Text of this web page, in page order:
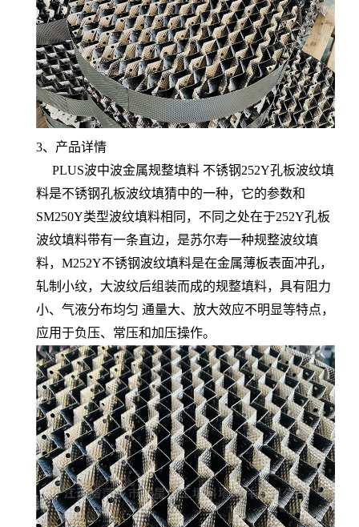
3、产品详情
PLUS波中波金属规整填料 不锈钢252Y孔板波纹填
料是不锈钢孔板波纹填猜中的一种，它的参数和
SM250Y类型波纹填料相同，不同之处在于252Y孔板
波纹填料带有一条直边，是苏尔寿一种规整波纹填
料， M252Y不锈钢波纹填料是在金属薄板表面冲孔，
轧制小纹，大波纹后组装而成的规整填料，具有阻力
小、气液分布均匀 通量大、放大效应不明显等特点，
应用于负压、常压和加压操作。